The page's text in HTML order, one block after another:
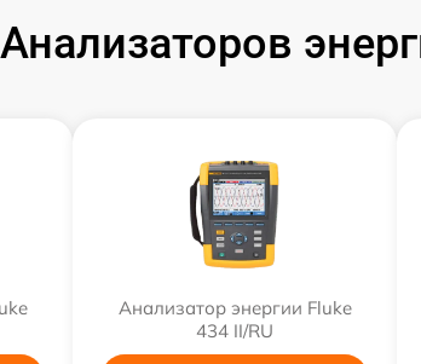
Анализатор энергии Fluke
434 II/RU